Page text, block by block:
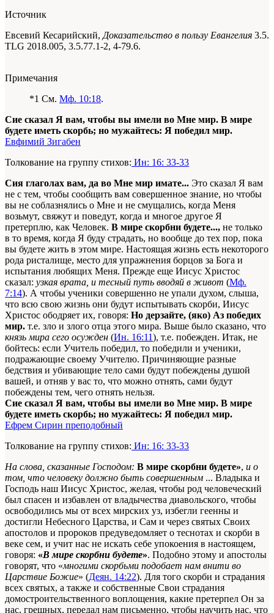
Источник
Евсевий Кесарийский, Доказательство в пользу Евангелия 3.5.
TLG 2018.005, 3.5.77.1-2, 4-79.6.
Примечания
*1 См. Мф. 10:18.
Сие сказал Я вам, чтобы вы имели во Мне мир. В мире
будете иметь скорбь; но мужайтесь: Я победил мир.
Евфимий Зигабен
Толкование на группу стихов: Ин: 16: 33-33
Сия глаголах вам, да во Мне мир имате... Это сказал Я вам
не с тем, чтобы сообщить вам совершенное знание, но чтобы
вы не соблазнялись о Мне и не смущались, когда Меня
возьмут, свяжут и поведут, когда и многое другое Я
претерплю, как Человек. В мире скорбни будете..., не только
в то время, когда Я буду страдать, но вообще до тех пор, пока
вы будете жить в этом мире. Настоящая жизнь есть некоторого
рода ристалище, место для упражнения борцов за Бога и
испытания любящих Меня. Прежде еще Иисус Христос
сказал: узкая врата, и тесный путь вводяй в живот (Мф.
7:14). А чтобы ученики совершенно не упали духом, слыша,
что всю свою жизнь они будут испытывать скорби, Иисус
Христос ободряет их, говоря: Но дерзайте, (яко) Аз победих
мир. т.е. зло и злого отца этого мира. Выше было сказано, что
князь мира сего осужден (Ин. 16:11), т.е. побежден. Итак, не
бойтесь: если Учитель победил, то победили и ученики,
подражающие своему Учителю. Причиняющие разные
бедствия и убивающие тело сами будут побеждены душой
вашей, и отняв у вас то, что можно отнять, сами будут
побеждены тем, чего отнять нельзя.
Сие сказал Я вам, чтобы вы имели во Мне мир. В мире
будете иметь скорбь; но мужайтесь: Я победил мир.
Ефрем Сирин преподобный
Толкование на группу стихов: Ин: 16: 33-33
На слова, сказанные Господом: В мире скорбни будете», и о
том, что человеку должно быть совершенным ... Владыка и
Господь наш Иисус Христос, желая, чтобы род человеческий
был спасен и избавлен от владычества диавольского, чтобы
освободились мы от всех мирских уз, избегли геенны и
достигли Небесного Царства, и Сам и через святых Своих
апостолов и пророков предуведомляет о теснотах и скорби в
веке сем, и учит нас не искать себе упокоения в настоящем,
говоря: «В мире скорбни будете». Подобно этому и апостолы
говорят, что «многими скорбьми подобает нам внити во
Царствие Божие» (Деян. 14:22). Для того скорби и страдания
всех святых, а также и собственные Свои страдания
домостроительственного воплощения, какие претерпел Он за
нас, грешных, передал нам письменно, чтобы научить нас, что